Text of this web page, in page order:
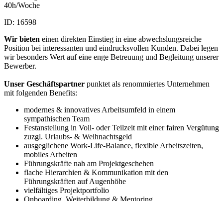
40h/Woche
ID: 16598
Wir bieten einen direkten Einstieg in eine abwechslungsreiche
Position bei interessanten und eindrucksvollen Kunden. Dabei legen
wir besonders Wert auf eine enge Betreuung und Begleitung unserer
Bewerber.
Unser Geschäftspartner punktet als renommiertes Unternehmen
mit folgenden Benefits:
modernes & innovatives Arbeitsumfeld in einem
sympathischen Team
Festanstellung in Voll- oder Teilzeit mit einer fairen Vergütung
zuzgl. Urlaubs- & Weihnachtsgeld
ausgeglichene Work-Life-Balance, flexible Arbeitszeiten,
mobiles Arbeiten
Führungskräfte nah am Projektgeschehen
flache Hierarchien & Kommunikation mit den
Führungskräften auf Augenhöhe
vielfältiges Projektportfolio